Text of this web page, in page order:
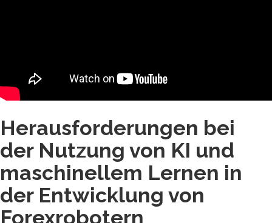
Herausforderungen bei
der Nutzung von KI und
maschinellem Lernen in
der Entwicklung von
Forexrobotern